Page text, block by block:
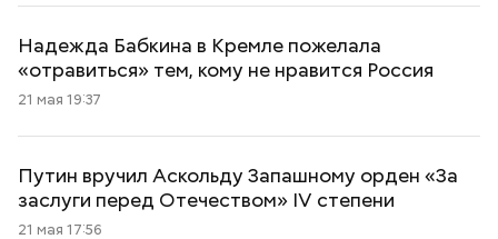
Надежда Бабкина в Кремле пожелала
«отравиться» тем, кому не нравится Россия
21 мая 19:37
Путин вручил Аскольду Запашному орден «За
заслуги перед Отечеством» IV степени
21 мая 17:56